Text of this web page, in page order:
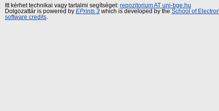
Itt kérhet technikai vagy tartalmi segítséget: repozitorium AT uni-bge.hu
Dolgozattár is powered by EPrints 3 which is developed by the School of
software credits